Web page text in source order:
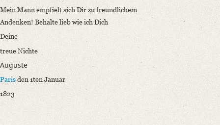
Mein Mann empfielt sich Dir zu freundlichem
Andenken! Behalte lieb wie ich Dich
Deine
treue Nichte
Auguste
Parisden 1ten Januar
1823